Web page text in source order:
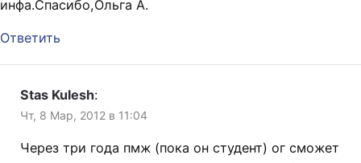
инфа.Спасибо,Ольга А.
Ответить
Stas Kulesh:
Чт, 8 Мар, 2012 в 11:04
Через три года пмж (пока он студент) ог сможет